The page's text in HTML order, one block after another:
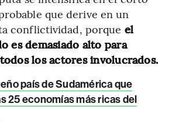
que derive en un
conflictividad, porque el
es demasiado alto para
los actores involucrados.
país de Sudamérica que
25 economías más ricas del